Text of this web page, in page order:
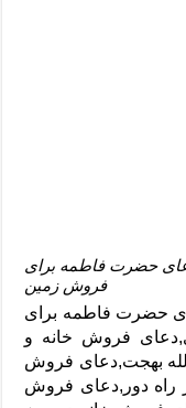
حضرت فاطمه برای
فروش زمین
حضرت فاطمه برای
فروش خانه و
بهجت,دعای فروش
راه دور,دعای فروش